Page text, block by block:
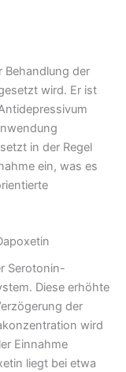
Behandlung der
wird. Er ist
in der Regel
ein, was es
Serotonin-
Diese erhöhte
der
wird
Einnahme
liegt bei etwa